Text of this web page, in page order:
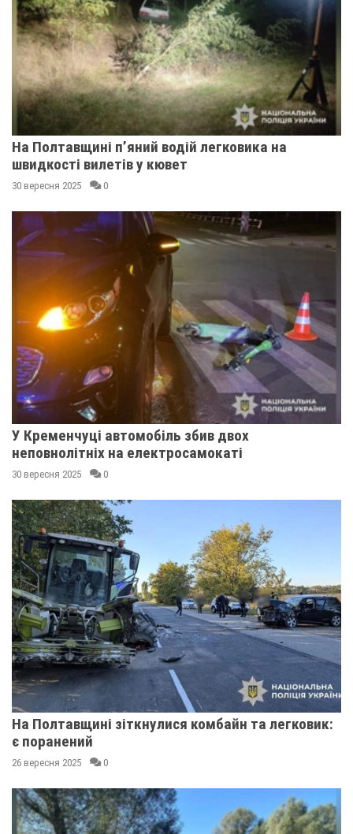
На Полтавщині п’яний водій легковика на
швидкості вилетів у кювет
30 вересня 2025 0
У Кременчуці автомобіль збив двох
неповнолітніх на електросамокаті
30 вересня 2025 0
На Полтавщині зіткнулися комбайн та легковик:
є поранений
26 вересня 2025 0